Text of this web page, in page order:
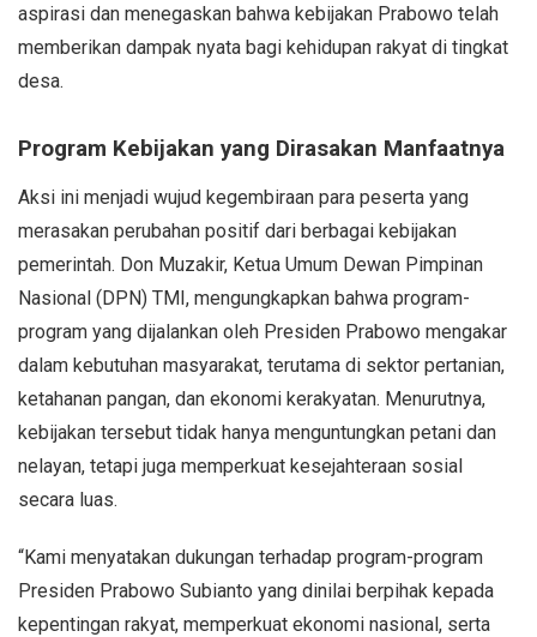
aspirasi dan menegaskan bahwa kebijakan Prabowo telah
memberikan dampak nyata bagi kehidupan rakyat di tingkat
desa.
Program Kebijakan yang Dirasakan Manfaatnya
Aksi ini menjadi wujud kegembiraan para peserta yang
merasakan perubahan positif dari berbagai kebijakan
pemerintah. Don Muzakir, Ketua Umum Dewan Pimpinan
Nasional (DPN) TMI, mengungkapkan bahwa program-
program yang dijalankan oleh Presiden Prabowo mengakar
dalam kebutuhan masyarakat, terutama di sektor pertanian,
ketahanan pangan, dan ekonomi kerakyatan. Menurutnya,
kebijakan tersebut tidak hanya menguntungkan petani dan
nelayan, tetapi juga memperkuat kesejahteraan sosial
secara luas.
“Kami menyatakan dukungan terhadap program-program
Presiden Prabowo Subianto yang dinilai berpihak kepada
kepentingan rakyat, memperkuat ekonomi nasional, serta